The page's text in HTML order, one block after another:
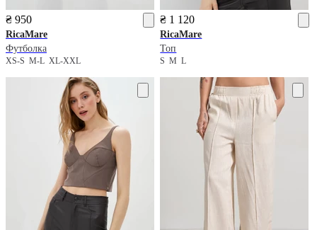
₴ 950
RicaMare
Футболка
XS-S M-L XL-XXL
₴ 1 120
RicaMare
Топ
SML